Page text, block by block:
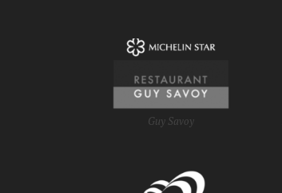
Guy Savoy